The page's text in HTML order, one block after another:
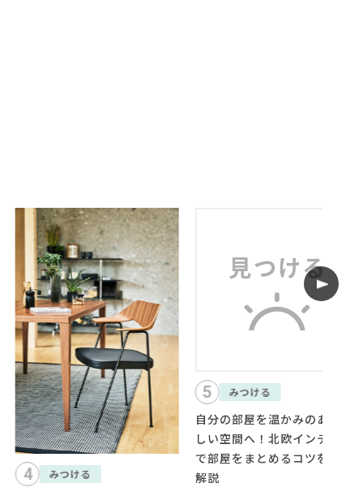
5 みつける
自分の部屋を温かみのある優
しい空間へ！北欧インテリア
で部屋をまとめるコツを徹底
解説
1 みつける
センスがなくても部屋がオシ
ャレになる！部屋がお洒落に
なるインテリアの法則を紹介